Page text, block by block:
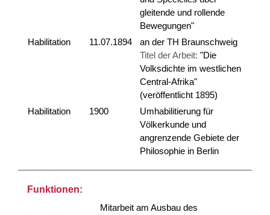
gleitende und rollende
Bewegungen"
Habilitation
11.07.1894
an der TH Braunschweig
Titel der Arbeit: "Die
Volksdichte im westlichen
Central-Afrika"
(veröffentlicht 1895)
Habilitation
1900
Umhabilitierung für
Völkerkunde und
angrenzende Gebiete der
Philosophie in Berlin
Funktionen:
Mitarbeit am Ausbau des